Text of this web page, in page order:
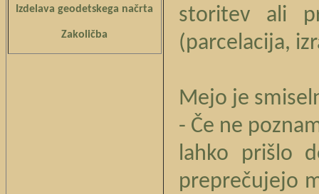
Izdelava geodetskega načrta
Zakoličba
storitev ali
(parcelacija,
Mejo je
- Če ne
lahko prišlo
preprečujejo